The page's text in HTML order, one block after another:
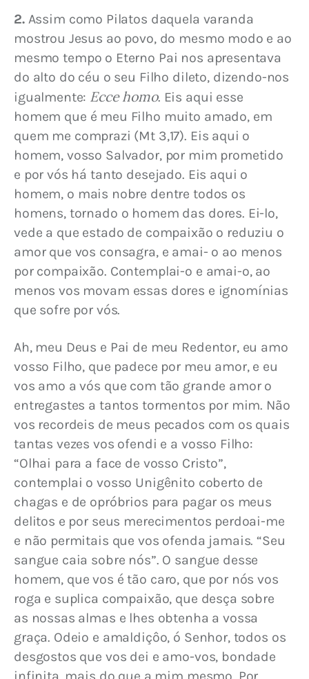
2. Assim como Pilatos daquela varanda
mostrou Jesus ao povo, do mesmo modo e ao
mesmo tempo o Eterno Pai nos apresentava
do alto do céu o seu Filho dileto, dizendo-nos
igualmente: Ecce homo. Eis aqui esse
homem que é meu Filho muito amado, em
quem me comprazi (Mt 3,17). Eis aqui o
homem, vosso Salvador, por mim prometido
e por vós há tanto desejado. Eis aqui o
homem, o mais nobre dentre todos os
homens, tornado o homem das dores. Ei-lo,
vede a que estado de compaixão o reduziu o
amor que vos consagra, e amai- o ao menos
por compaixão. Contemplai-o e amai-o, ao
menos vos movam essas dores e ignomínias
que sofre por vós.
Ah, meu Deus e Pai de meu Redentor, eu amo
vosso Filho, que padece por meu amor, e eu
vos amo a vós que com tão grande amor o
entregastes a tantos tormentos por mim. Não
vos recordeis de meus pecados com os quais
tantas vezes vos ofendi e a vosso Filho:
“Olhai para a face de vosso Cristo”,
contemplai o vosso Unigênito coberto de
chagas e de opróbrios para pagar os meus
delitos e por seus merecimentos perdoai-me
e não permitais que vos ofenda jamais. “Seu
sangue caia sobre nós”. O sangue desse
homem, que vos é tão caro, que por nós vos
roga e suplica compaixão, que desça sobre
as nossas almas e lhes obtenha a vossa
graça. Odeio e amaldiçôo, ó Senhor, todos os
desgostos que vos dei e amo-vos, bondade
infinita, mais do que a mim mesmo. Por